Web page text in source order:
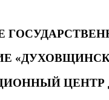
ЦЕНТР